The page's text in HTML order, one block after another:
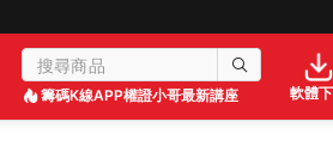
籌碼K線APP權證小哥最新講座 軟體